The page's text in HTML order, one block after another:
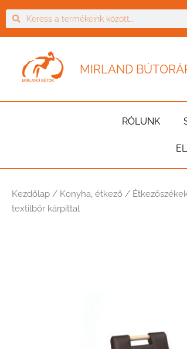
MIRLAND
RÓLUNK
Kezdőlap / Konyha, étkező /
textilbőr kárpittal